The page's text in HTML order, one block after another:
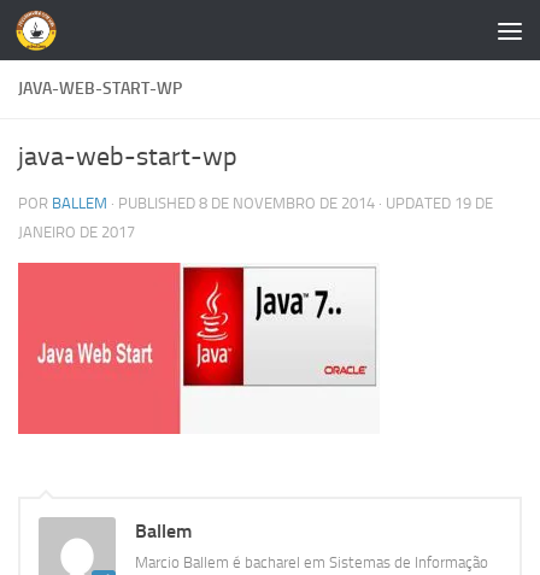
Skip to content
JAVA-WEB-START-WP
java-web-start-wp
POR BALLEM · PUBLISHED 8 DE NOVEMBRO DE 2014 · UPDATED 19 DE
JANEIRO DE 2017
Ballem
Marcio Ballem é bacharel em Sistemas de Informação